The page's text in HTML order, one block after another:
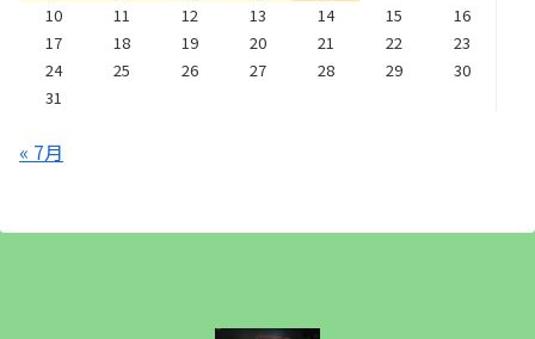
10
11 12 13 14 15
16
17
18 19 20 21 22
23
24
25 26 27 28 29
30
31
« 7月